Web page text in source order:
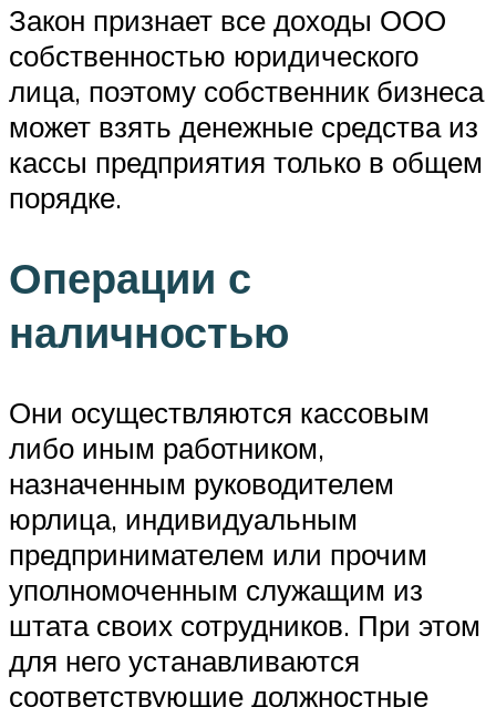
Закон признает все доходы ООО
собственностью юридического
лица, поэтому собственник бизнеса
может взять денежные средства из
кассы предприятия только в общем
порядке.
Операции с
наличностью
Они осуществляются кассовым
либо иным работником,
назначенным руководителем
юрлица, индивидуальным
предпринимателем или прочим
уполномоченным служащим из
штата своих сотрудников. При этом
для него устанавливаются
соответствующие должностные